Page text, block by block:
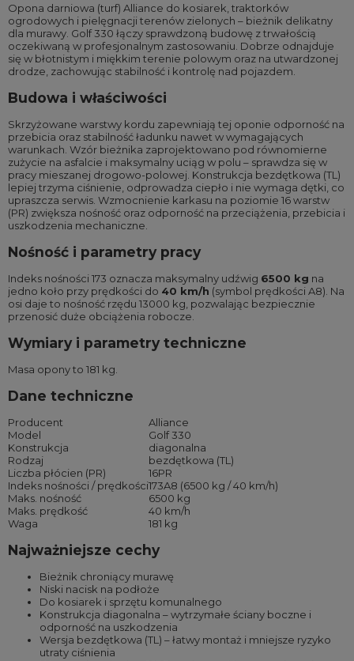
Opona darniowa (turf) Alliance do kosiarek, traktorków
ogrodowych i pielęgnacji terenów zielonych – bieżnik delikatny
dla murawy. Golf 330 łączy sprawdzoną budowę z trwałością
oczekiwaną w profesjonalnym zastosowaniu. Dobrze odnajduje
się w błotnistym i miękkim terenie polowym oraz na utwardzonej
drodze, zachowując stabilność i kontrolę nad pojazdem.
Budowa i właściwości
Skrzyżowane warstwy kordu zapewniają tej oponie odporność na
przebicia oraz stabilność ładunku nawet w wymagających
warunkach. Wzór bieżnika zaprojektowano pod równomierne
zużycie na asfalcie i maksymalny uciąg w polu – sprawdza się w
pracy mieszanej drogowo-polowej. Konstrukcja bezdętkowa (TL)
lepiej trzyma ciśnienie, odprowadza ciepło i nie wymaga dętki, co
upraszcza serwis. Wzmocnienie karkasu na poziomie 16 warstw
(PR) zwiększa nośność oraz odporność na przeciążenia, przebicia i
uszkodzenia mechaniczne.
Nośność i parametry pracy
Indeks nośności 173 oznacza maksymalny udźwig 6500 kg na
jedno koło przy prędkości do 40 km/h (symbol prędkości A8). Na
osi daje to nośność rzędu 13000 kg, pozwalając bezpiecznie
przenosić duże obciążenia robocze.
Wymiary i parametry techniczne
Masa opony to 181 kg.
Dane techniczne
Producent
Alliance
Model
Golf 330
Konstrukcja
diagonalna
Rodzaj
bezdętkowa (TL)
Liczba płócien (PR)
16PR
Indeks nośności / prędkości173A8 (6500 kg / 40 km/h)
Maks. nośność
6500 kg
Maks. prędkość
40 km/h
Waga
181 kg
Najważniejsze cechy
Bieżnik chroniący murawę
Niski nacisk na podłoże
Do kosiarek i sprzętu komunalnego
Konstrukcja diagonalna – wytrzymałe ściany boczne i
odporność na uszkodzenia
Wersja bezdętkowa (TL) – łatwy montaż i mniejsze ryzyko
utraty ciśnienia